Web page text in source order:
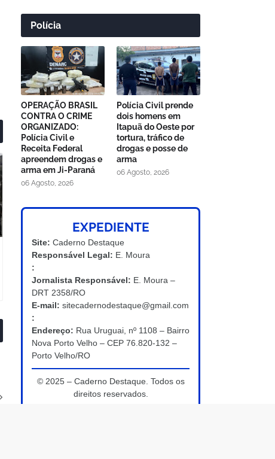
Polícia
OPERAÇÃO BRASIL
CONTRA O CRIME
ORGANIZADO:
Polícia Civil e
Receita Federal
apreendem drogas e
arma em Ji-Paraná
06 Agosto, 2026
Polícia Civil prende
dois homens em
Itapuã do Oeste por
tortura, tráfico de
drogas e posse de
arma
06 Agosto, 2026
EXPEDIENTE
Site: Caderno Destaque
Responsável Legal: E. Moura
:
Jornalista Responsável: E. Moura –
DRT 2358/RO
E-mail: sitecadernodestaque@gmail.com
:
Endereço: Rua Uruguai, nº 1108 – Bairro
Nova Porto Velho – CEP 76.820-132 –
Porto Velho/RO
© 2025 – Caderno Destaque. Todos os
direitos reservados.